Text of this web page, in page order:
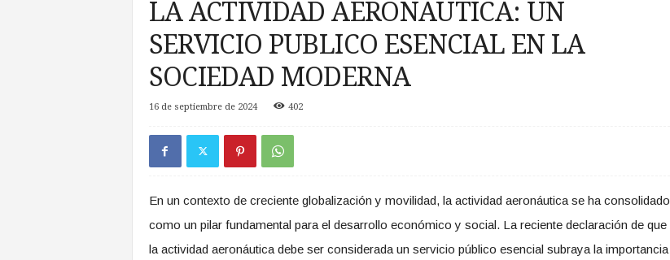
LA ACTIVIDAD AERONAUTICA: UN
SERVICIO PUBLICO ESENCIAL EN LA
SOCIEDAD MODERNA
16 de septiembre de 2024 402
En un contexto de creciente globalización y movilidad, la actividad aeronáutica se ha consolidado
como un pilar fundamental para el desarrollo económico y social. La reciente declaración de que
la actividad aeronáutica debe ser considerada un servicio público esencial subraya la importancia